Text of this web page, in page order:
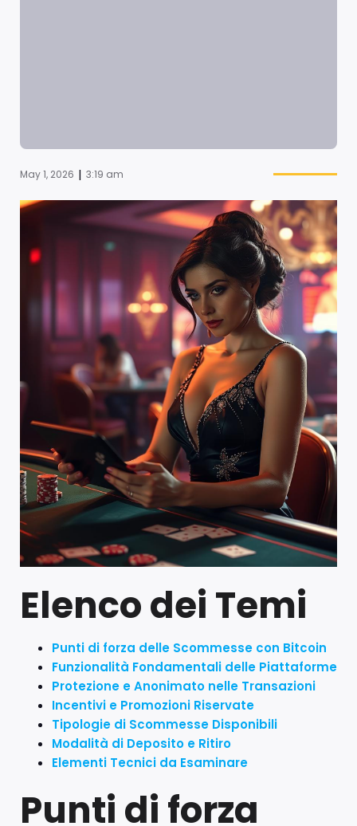
May 1, 2026 | 3:19 am
Elenco dei Temi
Punti di forza delle Scommesse con Bitcoin
Funzionalità Fondamentali delle Piattaforme
Protezione e Anonimato nelle Transazioni
Incentivi e Promozioni Riservate
Tipologie di Scommesse Disponibili
Modalità di Deposito e Ritiro
Elementi Tecnici da Esaminare
Punti di forza